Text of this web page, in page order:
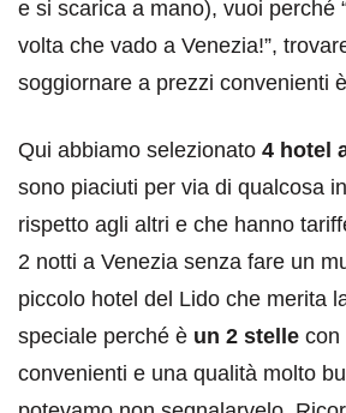
e si scarica a mano), vuoi perché
volta che vado a Venezia!”,
soggiornare a prezzi convenienti
Qui abbiamo selezionato 4 hotel
sono piaciuti per via di qualcosa
rispetto agli altri e che hanno
2 notti a Venezia senza fare un
piccolo hotel del Lido che merita
speciale perché è un 2 stelle con
convenienti e una qualità molto